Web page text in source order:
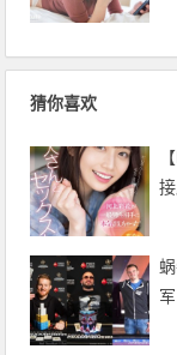
猜你喜欢
军